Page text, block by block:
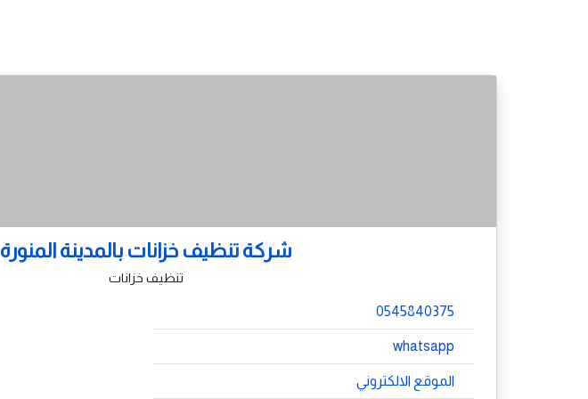
شركة تنظيف خزانات بالمدينة المنورة
تنظيف خزانات
0545840375
whatsapp
الموقع الالكتروني